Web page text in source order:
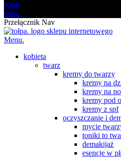
Klub
tołpa.
Przełącznik Nav
Menu.
kobieta
twarz
kremy do twarzy
kremy na
kremy na
kremy pod
kremy z spf
oczyszczanie i
mycie
toniki to
demakijaż
esencje w